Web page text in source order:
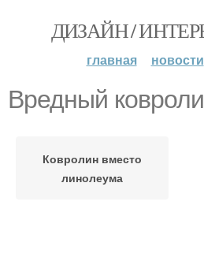
ДИЗАЙН /
главная новости
Вредный
Ковролин вместо
линолеума